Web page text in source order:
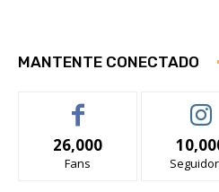
MANTENTE CONECTADO
26,000
Fans